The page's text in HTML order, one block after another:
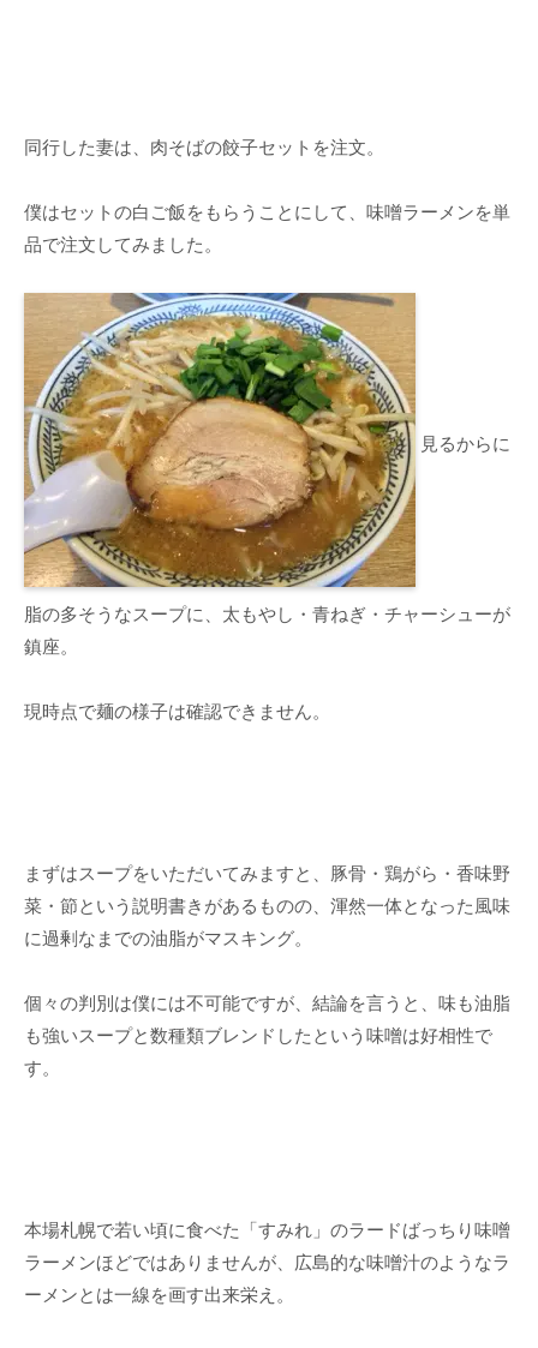
同行した妻は、肉そばの餃子セットを注文。
僕はセットの白ご飯をもらうことにして、味噌ラーメンを単
品で注文してみました。
見るからに
脂の多そうなスープに、太もやし・青ねぎ・チャーシューが
鎮座。
現時点で麺の様子は確認できません。
まずはスープをいただいてみますと、豚骨・鶏がら・香味野
菜・節という説明書きがあるものの、渾然一体となった風味
に過剰なまでの油脂がマスキング。
個々の判別は僕には不可能ですが、結論を言うと、味も油脂
も強いスープと数種類ブレンドしたという味噌は好相性で
す。
本場札幌で若い頃に食べた「すみれ」のラードばっちり味噌
ラーメンほどではありませんが、広島的な味噌汁のようなラ
ーメンとは一線を画す出来栄え。